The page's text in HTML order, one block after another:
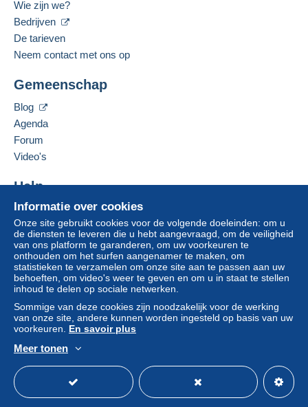
Informatie over cookies
Onze site gebruikt cookies voor de volgende doeleinden: om u
de diensten te leveren die u hebt aangevraagd, om de veiligheid
van ons platform te garanderen, om uw voorkeuren te
onthouden om het surfen aangenamer te maken, om
statistieken te verzamelen om onze site aan te passen aan uw
behoeften, om video's weer te geven en om u in staat te stellen
inhoud te delen op sociale netwerken.
Sommige van deze cookies zijn noodzakelijk voor de werking
van onze site, andere kunnen worden ingesteld op basis van uw
voorkeuren. En savoir plus
Meer tonen
Wie zijn we?
Bedrijven
De tarieven
Neem contact met ons op
Gemeenschap
Blog
Agenda
Forum
Video's
Help
Hulpcentrum
Kopen op Delcampe
Verkopen op Delcampe
Een beveiligde website